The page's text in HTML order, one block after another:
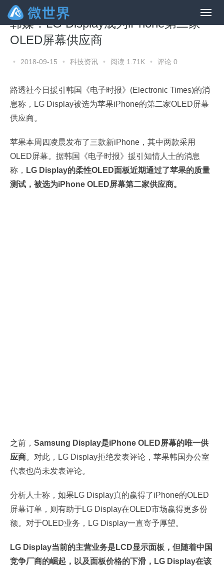
韩媒：LG Display成为iPhone第二家
OLED屏幕供应商
• 2018-09-15 • 科技资讯 • 阅读 1.71K • 评论 0
路透社今日援引韩国《电子时报》(Electronic Times)的消
息称，LG Display被选为苹果iPhone的第二家OLED屏幕
供应商。
苹果本周四凌晨发布了三款新iPhone，其中两款采用
OLED屏幕。据韩国《电子时报》援引知情人士的消息
称， LG Display的柔性OLED面板近期通过了苹果的质量
测试，被选为iPhone OLED屏幕第二家供应商。
之前， Samsung Display是iPhone OLED屏幕的唯一供
应商。对此，LG Display拒绝发表评论，苹果韩国办公室
代表也尚未发表评论。
分析人士称，如果LG Display真的赢得了iPhone的OLED
屏幕订单，则有助于LG Display在OLED市场赢得更多份
额。对于OLED业务，LG Display一直寄予厚望。
LG Display当前的主营业务是LCD显示面板，但随着中国
竞争厂商的崛起，以及面板价格的下滑，LG Display在该